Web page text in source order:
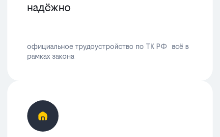
надёжно
официальное трудоустройство по ТК РФ всё в
рамках закона